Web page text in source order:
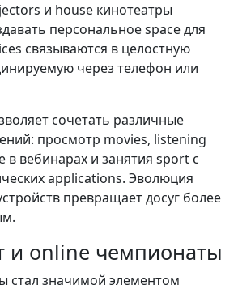
и house кинотеатры
персональное space для
связываются в целостную
через телефон или
сочетать различные
просмотр movies, listening
в вебинарах и занятия sport с
applications. Эволюция
превращает досуг более
и online чемпионаты
стал значимой элементом